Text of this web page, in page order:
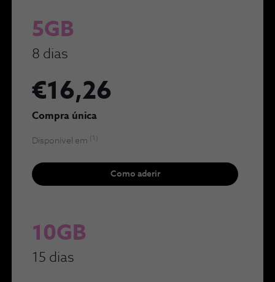
5GB
8 dias
€16,26
Compra única
Disponível em (1)
Como aderir
10GB
15 dias